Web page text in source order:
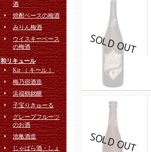
酒
焼酎ベースの梅酒
みりん梅酒
ウイスキーベース
の梅酒
和リキュール
Kir （ キール ）
梅乃宿酒造
浜福鶴銘醸
子宝りきゅーる
グレープフルーツ
のお酒
池亀酒造
じゃばら酒・しょ